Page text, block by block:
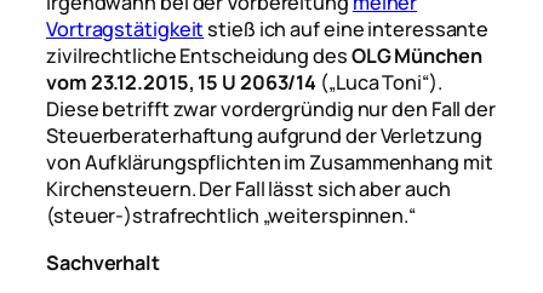
Vortragstätigkeitstieß ich auf eine interessante
zivilrechtliche Entscheidung desOLG München
vom 23.12.2015, 15 U 2063/14 („Luca Toni“).
Diese betrifft zwar vordergründig nur den Fall der
Steuerberaterhaftung aufgrund der Verletzung
von Aufklärungspflichten im Zusammenhang mit
Kirchensteuern. Der Fall lässt sich aber auch
(steuer-)strafrechtlich „weiterspinnen.“
Sachverhalt